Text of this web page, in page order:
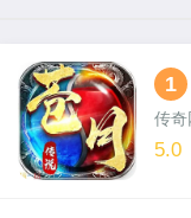
1
传奇
5.0